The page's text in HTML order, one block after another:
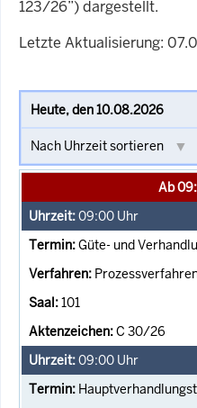
123/26”) dargestellt.
Letzte Aktualisierung:
Ab
09:00 Uhr
Güte- und
101
C 30/26
09:00 Uhr